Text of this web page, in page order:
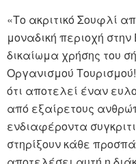
«Το ακριτικό Σουφλί
μοναδική περιοχή
δικαίωμα χρήσης του
Οργανισμού
ότι αποτελεί έναν
από εξαίρετους
ενδιαφέροντα
στηρίξουν κάθε